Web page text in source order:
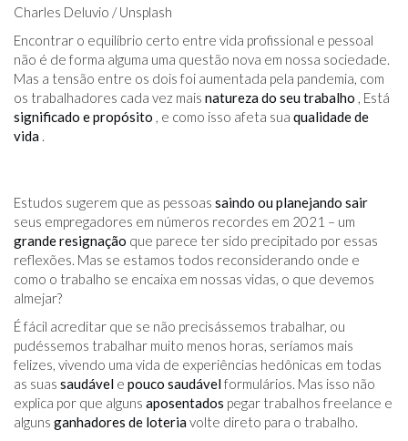
Charles Deluvio / Unsplash
Encontrar o equilíbrio certo entre vida profissional e pessoal
não é de forma alguma uma questão nova em nossa sociedade.
Mas a tensão entre os dois foi aumentada pela pandemia, com
os trabalhadores cada vez mais natureza do seu trabalho , Está
significado e propósito , e como isso afeta sua qualidade de
vida .
Estudos sugerem que as pessoas saindo ou planejando sair
seus empregadores em números recordes em 2021 – um
grande resignação que parece ter sido precipitado por essas
reflexões. Mas se estamos todos reconsiderando onde e
como o trabalho se encaixa em nossas vidas, o que devemos
almejar?
É fácil acreditar que se não precisássemos trabalhar, ou
pudéssemos trabalhar muito menos horas, seríamos mais
felizes, vivendo uma vida de experiências hedônicas em todas
as suas saudável e pouco saudávelformulários. Mas isso não
explica por que alguns aposentados pegar trabalhos freelance e
alguns ganhadores de loteriavolte direto para o trabalho.